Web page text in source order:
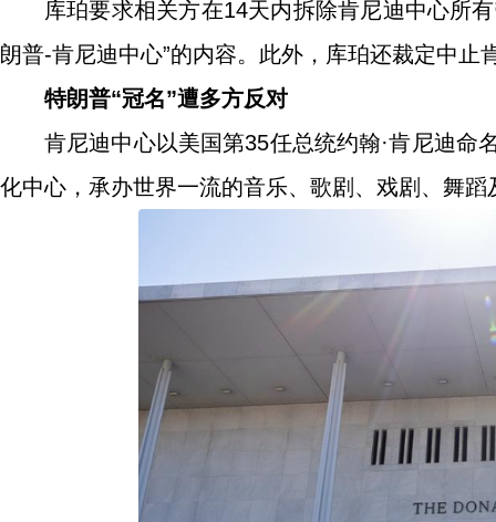
库珀要求相关方在14天内拆除肯尼迪中心所
朗普-肯尼迪中心”的内容。此外，库珀还裁定中止
特朗普“冠名”遭多方反对
肯尼迪中心以美国第35任总统约翰·肯尼迪命
化中心，承办世界一流的音乐、歌剧、戏剧、舞蹈